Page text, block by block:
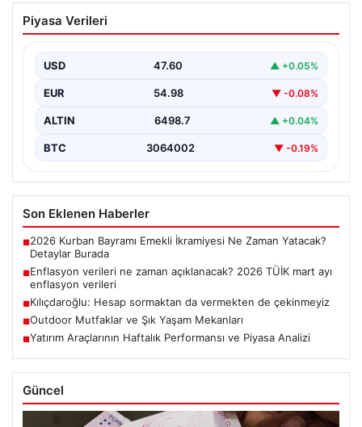
Enflasyon verileri ne zaman
açıklanacak? 2026 TÜİK mart ayı
Piyasa Verileri
USD 47.60 ▲ +0.05%
EUR 54.98 ▼ -0.08%
ALTIN 6498.7 ▲ +0.04%
BTC 3064002 ▼ -0.19%
Son Eklenen Haberler
■2026 Kurban Bayramı Emekli İkramiyesi Ne Zaman Yatacak?
Detaylar Burada
■Enflasyon verileri ne zaman açıklanacak? 2026 TÜİK mart ayı
enflasyon verileri
■Kılıçdaroğlu: Hesap sormaktan da vermekten de çekinmeyiz
■Outdoor Mutfaklar ve Şık Yaşam Mekanları
■Yatırım Araçlarının Haftalık Performansı ve Piyasa Analizi
Güncel